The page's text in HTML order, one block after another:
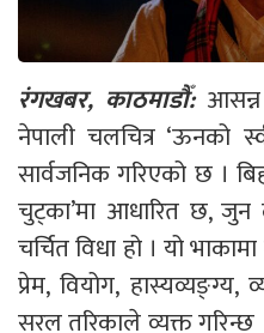
रंगखबर, काठमाडौँ:आसन्न
नेपाली चलचित्र ‘ऊनको
सार्वजनिक गरिएको छ ।
चुट्का’मा आधारित छ,
चर्चित विधा हो । यो
प्रेम, वियोग,
सरल तरिकाले व्यक्त